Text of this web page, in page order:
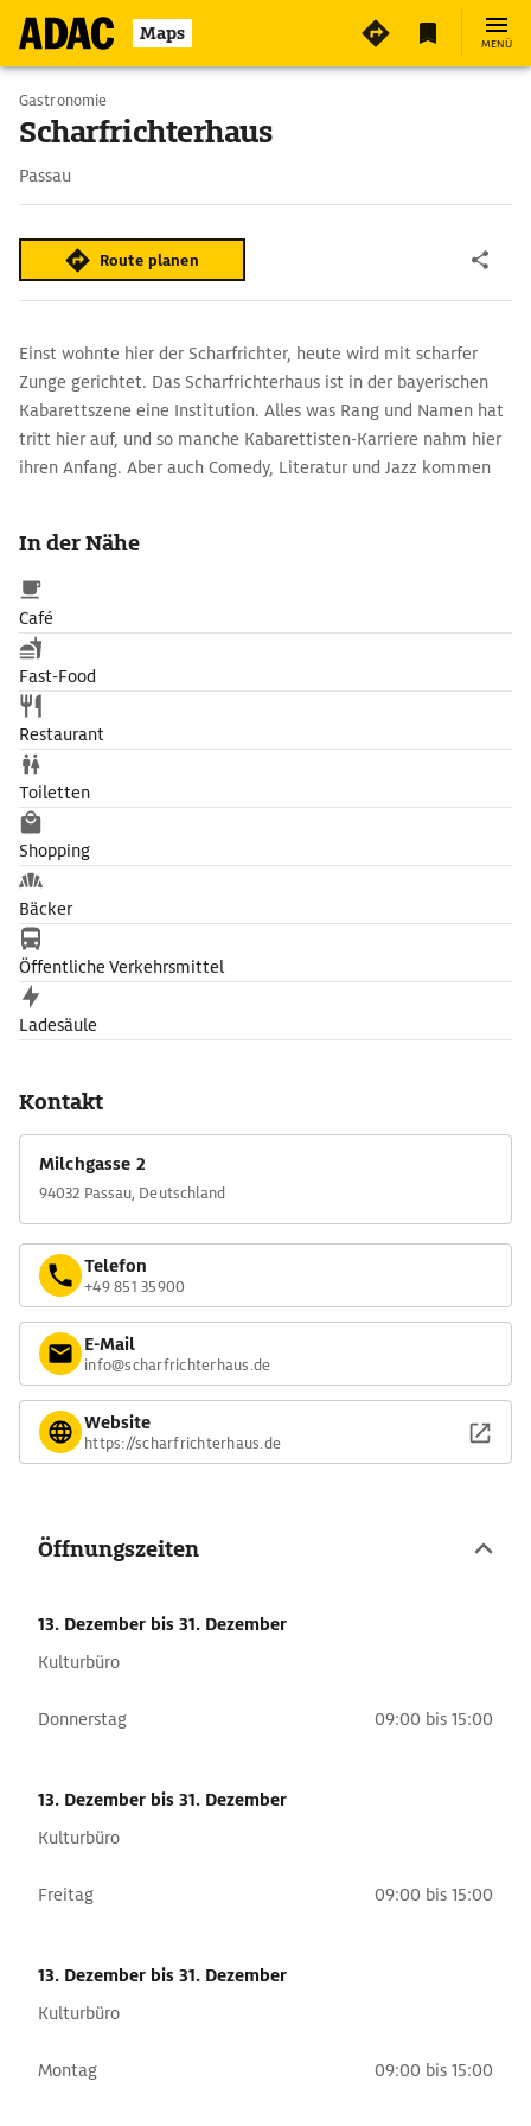
Maps MENÜ
Gastronomie
Scharfrichterhaus
Passau
Route planen
Einst wohnte hier der Scharfrichter, heute wird mit scharfer
Zunge gerichtet. Das Scharfrichterhaus ist in der bayerischen
Kabarettszene eine Institution. Alles was Rang und Namen hat
tritt hier auf, und so manche Kabarettisten-Karriere nahm hier
ihren Anfang. Aber auch Comedy, Literatur und Jazz kommen
In der Nähe
Café
Fast-Food
Restaurant
Toiletten
Shopping
Bäcker
Öffentliche Verkehrsmittel
Ladesäule
Kontakt
Milchgasse 2
94032 Passau, Deutschland
Telefon
+49 851 35900
E-Mail
info@scharfrichterhaus.de
Website
https://scharfrichterhaus.de
Öffnungszeiten
13. Dezember bis 31. Dezember
Kulturbüro
Donnerstag 09:00 bis 15:00
13. Dezember bis 31. Dezember
Kulturbüro
Freitag 09:00 bis 15:00
13. Dezember bis 31. Dezember
Kulturbüro
Montag 09:00 bis 15:00